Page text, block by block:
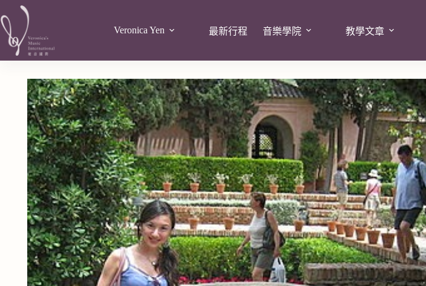
Veronica Yen 最新行程 音樂學院 教學文章